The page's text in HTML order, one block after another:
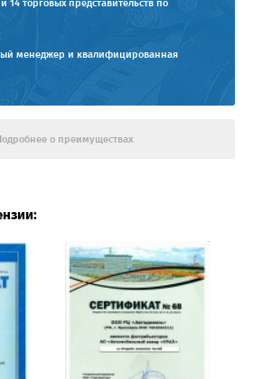
14 торговых представительств по
менеджер и квалифицированная
о преимуществах